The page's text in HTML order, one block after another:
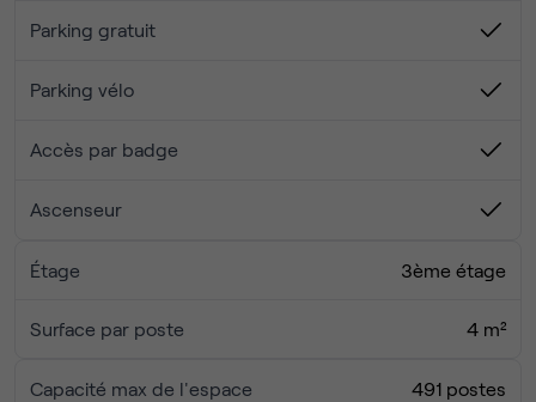
· Espace de restauration avec frigo connecté, internet
· Équipe dédiée pour votre confort 💁‍♀️💬
· Adapté à tous : Un environnement de travail complet,
recherche de flexibilité et de bien-être 🏢✨
Parking gratuit
Parking vélo
Accès par badge
Ascenseur
Étage 3ème étage
Surface par poste 4 m²
Capacité max de l'espace 491 postes